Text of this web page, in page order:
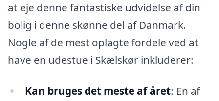
at eje denne fantastiske udvidelse af din
bolig i denne skønne del af Danmark.
Nogle af de mest oplagte fordele ved at
have en udestue i Skælskør inkluderer:
Kan bruges det meste af året: En af